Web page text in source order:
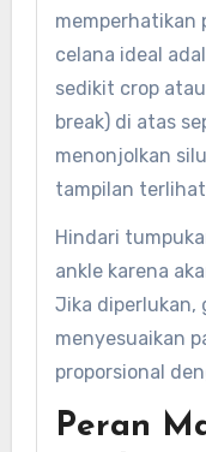
memperhatikan
celana ideal
sedikit crop
break) di atas
menonjolkan
tampilan
Hindari
ankle karena
Jika diperlukan,
menyesuaikan
proporsional
Peran